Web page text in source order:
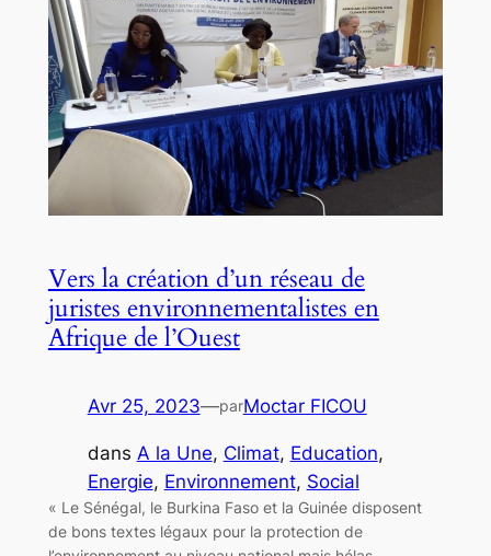
Vers la création d’un réseau de
juristes environnementalistes en
Afrique de l’Ouest
Avr 25, 2023—parMoctar FICOU
dans A la Une, Climat, Education
Energie, Environnement, Social
« Le Sénégal, le Burkina Faso et la Guinée disposent
de bons textes légaux pour la protection de